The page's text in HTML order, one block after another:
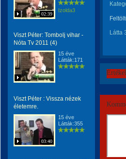
02:39
Izolda3
Viszt Péter: Tombolj vihar -
Nóta Tv 2011 (4)
15 éve
Látták:171
Viszt Péter : Vissza nézek
életemre.
03:40
15 éve
Látták:355
Látta